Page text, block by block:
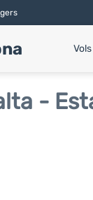
Vols
-